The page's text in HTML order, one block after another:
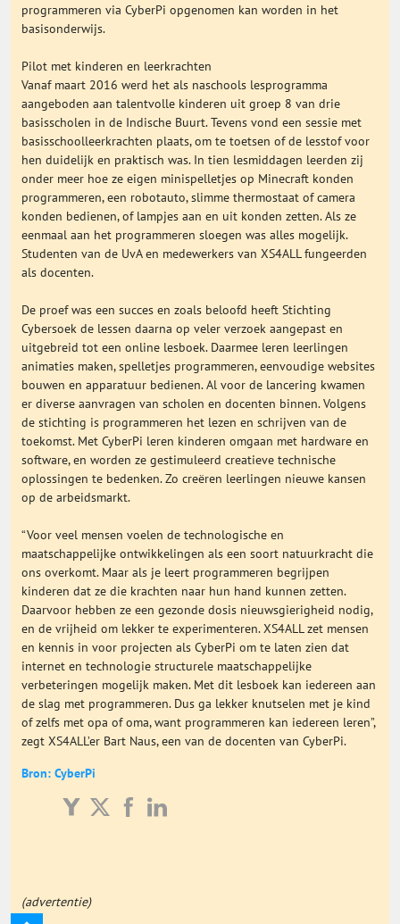
programmeren via CyberPi opgenomen kan worden in het
basisonderwijs.
Pilot met kinderen en leerkrachten
Vanaf maart 2016 werd het als naschools lesprogramma
aangeboden aan talentvolle kinderen uit groep 8 van drie
basisscholen in de Indische Buurt. Tevens vond een sessie met
basisschoolleerkrachten plaats, om te toetsen of de lesstof voor
hen duidelijk en praktisch was. In tien lesmiddagen leerden zij
onder meer hoe ze eigen minispelletjes op Minecraft konden
programmeren, een robotauto, slimme thermostaat of camera
konden bedienen, of lampjes aan en uit konden zetten. Als ze
eenmaal aan het programmeren sloegen was alles mogelijk.
Studenten van de UvA en medewerkers van XS4ALL fungeerden
als docenten.
De proef was een succes en zoals beloofd heeft Stichting
Cybersoek de lessen daarna op veler verzoek aangepast en
uitgebreid tot een online lesboek. Daarmee leren leerlingen
animaties maken, spelletjes programmeren, eenvoudige websites
bouwen en apparatuur bedienen. Al voor de lancering kwamen
er diverse aanvragen van scholen en docenten binnen. Volgens
de stichting is programmeren het lezen en schrijven van de
toekomst. Met CyberPi leren kinderen omgaan met hardware en
software, en worden ze gestimuleerd creatieve technische
oplossingen te bedenken. Zo creëren leerlingen nieuwe kansen
op de arbeidsmarkt.
“Voor veel mensen voelen de technologische en
maatschappelijke ontwikkelingen als een soort natuurkracht die
ons overkomt. Maar als je leert programmeren begrijpen
kinderen dat ze die krachten naar hun hand kunnen zetten.
Daarvoor hebben ze een gezonde dosis nieuwsgierigheid nodig,
en de vrijheid om lekker te experimenteren. XS4ALL zet mensen
en kennis in voor projecten als CyberPi om te laten zien dat
internet en technologie structurele maatschappelijke
verbeteringen mogelijk maken. Met dit lesboek kan iedereen aan
de slag met programmeren. Dus ga lekker knutselen met je kind
of zelfs met opa of oma, want programmeren kan iedereen leren”,
zegt XS4ALL’er Bart Naus, een van de docenten van CyberPi.
Bron: CyberPi
(advertentie)